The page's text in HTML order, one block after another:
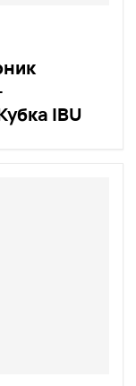
IBU